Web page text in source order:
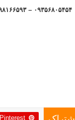
۰۹۳۵۶۸۰۵۴۵۴ – ۰۹۱۹۸۱۶۶۵۹۳
Pinterest